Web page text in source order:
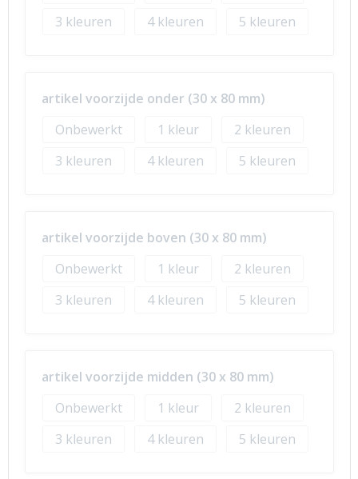
3
4 5
artikel voorzijde onder (30 x 80 mm)
Onbewerkt
1
2
3
4 5
artikel voorzijde boven (30 x 80 mm)
Onbewerkt
1
2
3
4 5
artikel voorzijde midden (30 x 80 mm)
Onbewerkt
1
2
3
4 5